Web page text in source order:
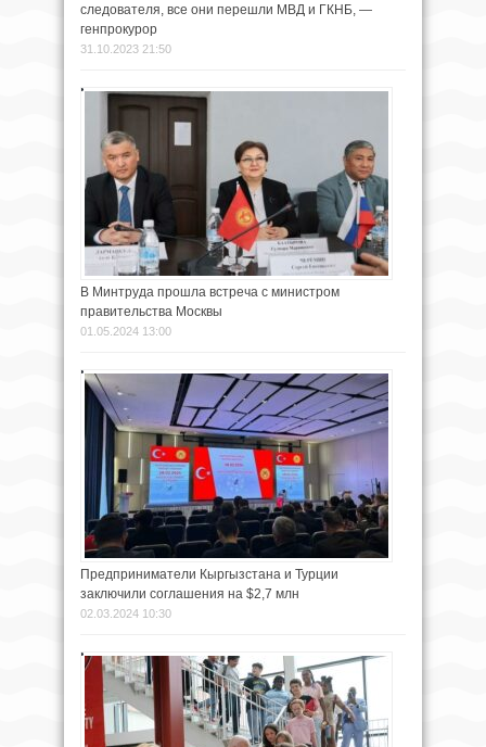
следователя, все они перешли МВД и ГКНБ, —
генпрокурор
31.10.2023 21:50
В Минтруда прошла встреча с министром
правительства Москвы
01.05.2024 13:00
Предприниматели Кыргызстана и Турции
заключили соглашения на $2,7 млн
02.03.2024 10:30